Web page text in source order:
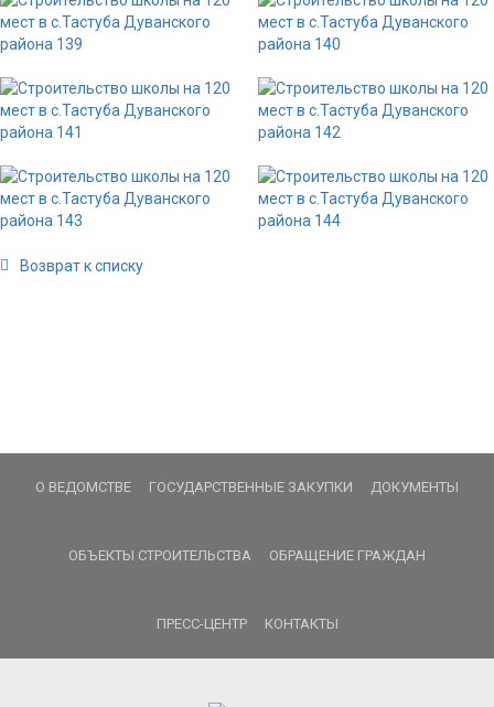
Возврат к списку
О ВЕДОМСТВЕ ГОСУДАРСТВЕННЫЕ ЗАКУПКИ ДОКУМЕНТЫ
ОБЪЕКТЫ СТРОИТЕЛЬСТВА ОБРАЩЕНИЕ ГРАЖДАН
ПРЕСС-ЦЕНТР КОНТАКТЫ